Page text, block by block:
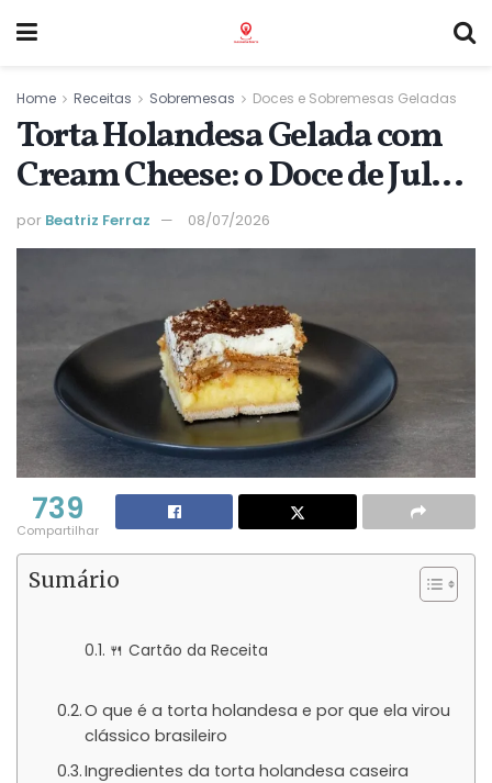
Home Receitas Sobremesas Doces e Sobremesas Geladas
Torta Holandesa Gelada com
Cream Cheese: o Doce de Julho
que Nao Vai ao Forno e
Sustenta o Almoco de Familia
por Beatriz Ferraz 08/07/2026
739
Compartilhar
Sumário
🍴 Cartão da Receita
O que é a torta holandesa e por que ela virou
clássico brasileiro
Ingredientes da torta holandesa caseira